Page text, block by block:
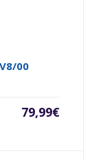
00
79,99€